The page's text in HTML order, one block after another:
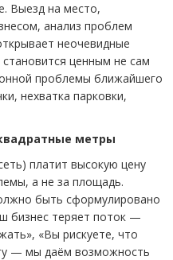
Выезд на место,
анализ проблем
неочевидные
ценным не сам
проблемы ближайшего
нехватка парковки,
метры
платит высокую цену
а не за площадь.
быть сформулировано
бизнес теряет поток —
«Вы рискуете, что
— мы даём возможность